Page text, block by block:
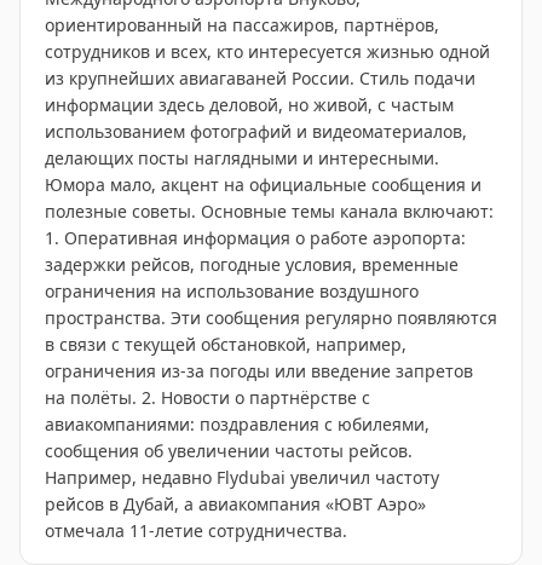
ориентированный на пассажиров, партнёров,
сотрудников и всех, кто интересуется жизнью одной
из крупнейших авиагаваней России. Стиль подачи
информации здесь деловой, но живой, с частым
использованием фотографий и видеоматериалов,
делающих посты наглядными и интересными.
Юмора мало, акцент на официальные сообщения и
полезные советы. Основные темы канала включают:
1. Оперативная информация о работе аэропорта:
задержки рейсов, погодные условия, временные
ограничения на использование воздушного
пространства. Эти сообщения регулярно появляются
в связи с текущей обстановкой, например,
ограничения из-за погоды или введение запретов
на полёты. 2. Новости о партнёрстве с
авиакомпаниями: поздравления с юбилеями,
сообщения об увеличении частоты рейсов.
Например, недавно Flydubai увеличил частоту
рейсов в Дубай, а авиакомпания «ЮВТ Аэро»
отмечала 11-летие сотрудничества.